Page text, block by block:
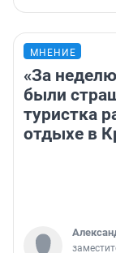
МНЕНИЕ
«За
были
туристка
отдыхе в